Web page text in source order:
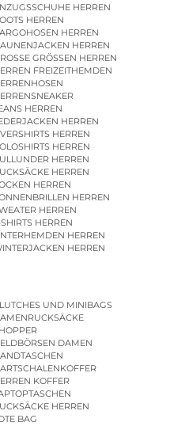
HERREN
HERREN
HERREN
HERREN
GRÖSSEN HERREN
FREIZEITHEMDEN
HERREN
HERREN
HERREN
HERREN
HERREN
HERREN
HERREN
HERREN
HERREN
HERREN
HERREN
HERREN
UND MINIBAGS
DAMEN
KOFFER
HERREN
BAG